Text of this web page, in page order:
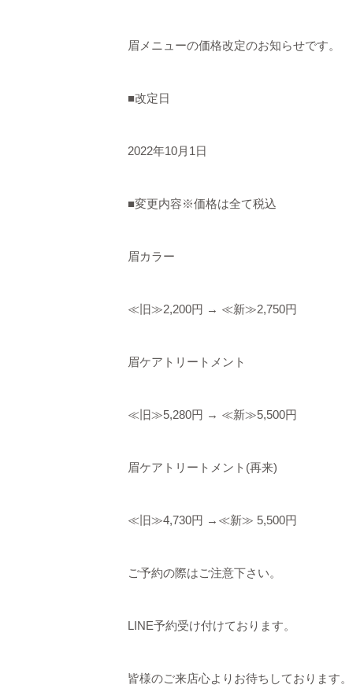
眉メニューの価格改定のお知らせです。
■改定日
2022年10月 1 日
■変更内容※価格は全て税込
眉カラー
≪ 旧≫2,200円 → ≪新≫2,750円
眉ケアトリートメント
≪ 旧≫5,280円 → ≪新≫5,500円
眉ケアトリートメント (再来)
≪ 旧≫4,730円 → ≪新≫ 5,500円
ご予約の際はご注意下さい。
LINE予約受け付けております。
皆様のご来店心よりお待ちしております。